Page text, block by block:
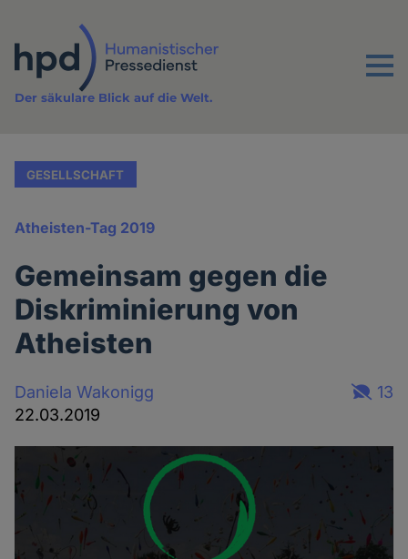
Inhalt
Menu
Der säkulare Blick auf die Welt.
GESELLSCHAFT
Atheisten-Tag 2019
Gemeinsam gegen die
Diskriminierung von
Atheisten
Daniela Wakonigg
22.03.2019
13